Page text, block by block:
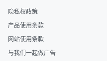
隐私权政策
产品使用条款
网站使用条款
与我们一起做广告